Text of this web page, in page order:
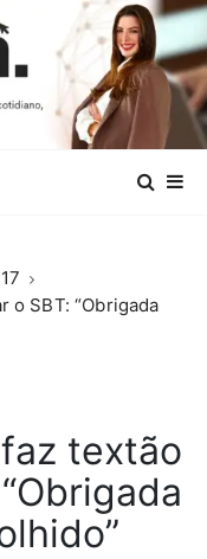
17
o SBT: “Obrigada
textão